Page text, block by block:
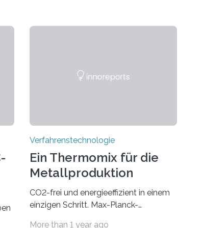
Verfahrenstechnologie
Ein Thermomix für die
Metallproduktion
CO2-frei und energieeffizient in einem
einzigen Schritt. Max-Planck-
More than 1 year ago